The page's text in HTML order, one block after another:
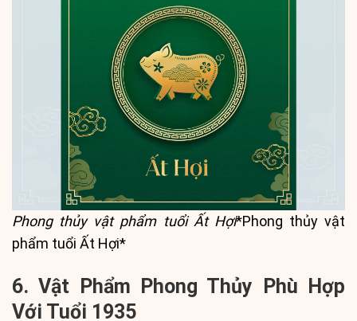
Phong thủy vật phẩm tuổi Ất Hợi*Phong thủy vật
phẩm tuổi Ất Hợi*
6. Vật Phẩm Phong Thủy Phù Hợp
Với Tuổi 1935